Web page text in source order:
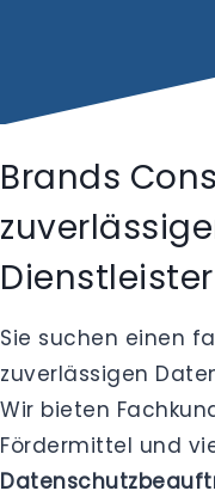
Brands
Dienstleister
Sie suchen einen
zuverlässigen
Wir bieten
Fördermittel und